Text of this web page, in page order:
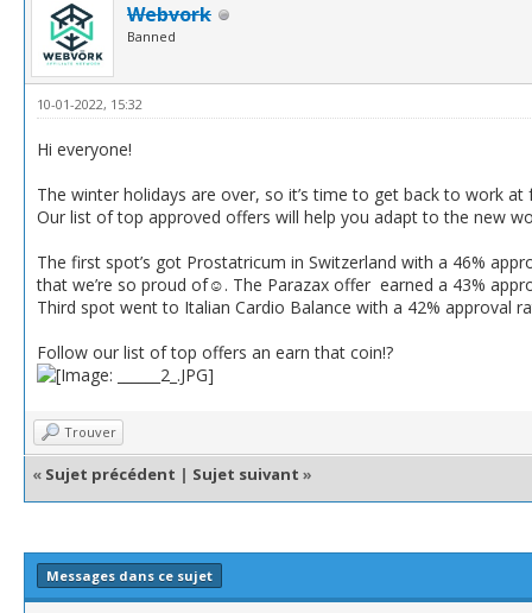
Webvork
Banned
10-01-2022, 15:32
Hi everyone!
The winter holidays are over, so it’s time to get back to work at
Our list of top approved offers will help you adapt to the new
The first spot’s got Prostatricum in Switzerland with a 46%
that we’re so proud of☺️. The Parazax offer earned a 43%
Third spot went to Italian Cardio Balance with a 42% approval
Follow our list of top offers an earn that coin!?
Trouver
« Sujet précédent | Sujet suivant »
Messages dans ce sujet